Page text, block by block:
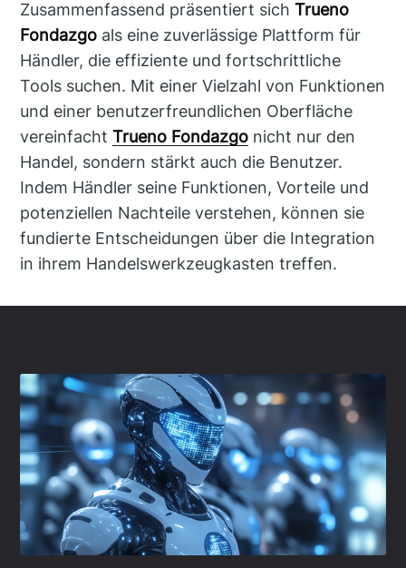
Zusammenfassend präsentiert sichTrueno
Fondazgo als eine zuverlässige Plattform für
Händler, die effiziente und fortschrittliche
Tools suchen. Mit einer Vielzahl von Funktionen
und einer benutzerfreundlichen Oberfläche
vereinfachtTrueno Fondazgo nicht nur den
Handel, sondern stärkt auch die Benutzer.
Indem Händler seine Funktionen, Vorteile und
potenziellen Nachteile verstehen, können sie
fundierte Entscheidungen über die Integration
in ihrem Handelswerkzeugkasten treffen.